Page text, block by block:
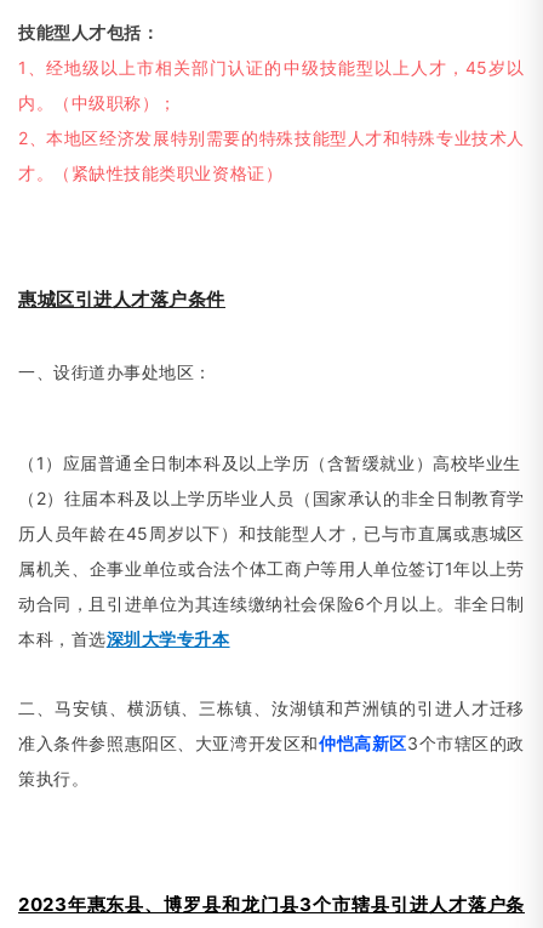
技能型人才包括：
1、经地级以上市相关部门认证的中级技能型以上人才，45岁以
内。（中级职称）；
2、本地区经济发展特别需要的特殊技能型人才和特殊专业技术人
才。（紧缺性技能类职业资格证）
惠城区引进人才落户条件
一、设街道办事处地区：
（1）应届普通全日制本科及以上学历（含暂缓就业）高校毕业生
（2）往届本科及以上学历毕业人员
（ 国家承认的非全日制教育学
历人员年龄在45周岁以下） 和技能型人才，已与市直属或惠城区
属机关、企事业单位或合法个体工商户等用人单位签订1年以上劳
动合同，且引进单位为其连续缴纳社会保险6个月以上。非全日制
本科，首选深圳大学专升本
二、马安镇、横沥镇、三栋镇、汝湖镇和芦洲镇的引进人才迁移
准入条件参照惠阳区、大亚湾开发区和仲恺高新区3个市辖区的政
策执行。
2023年惠东县、博罗县和龙门县3个市辖县引进人才落户条